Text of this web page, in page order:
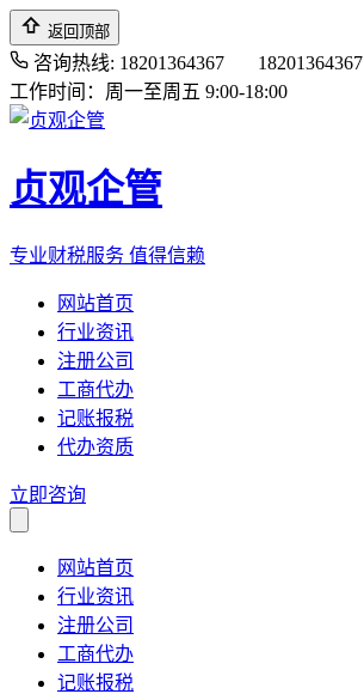
返回顶部
咨询热线: 18201364367
18201364367
工作时间：周一至周五 9:00-18:00
贞观企管
专业财税服务 值得信赖
网站首页
行业资讯
注册公司
工商代办
记账报税
代办资质
立即咨询
网站首页
行业资讯
注册公司
工商代办
记账报税